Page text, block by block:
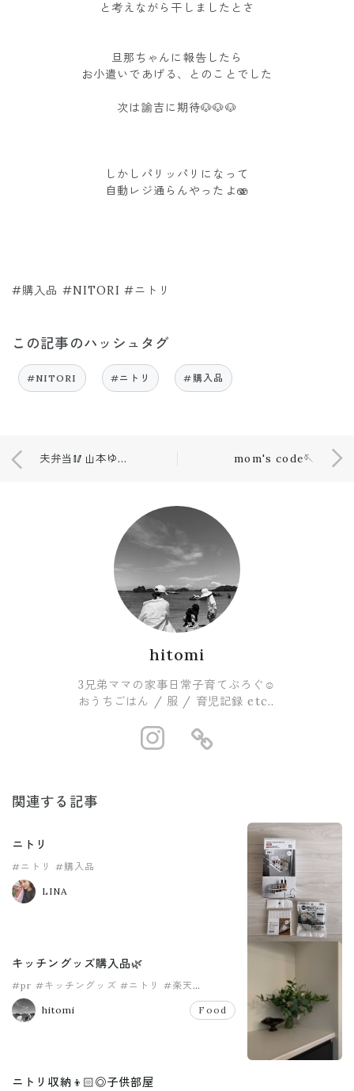
と考えながら干しましたとさ
旦那ちゃんに報告したら
お小遣いであげる、とのことでした
次は諭吉に期待🐶🐶🐶
しかしパリッパリになって
自動レジ通らんやったよ🫨
#購入品 #NITORI #ニトリ
この記事のハッシュタグ
#NITORI #ニトリ #購入品
夫弁当🥢山本ゆりさんのおすすめレシピ mom's code🪡
hitomi
3兄弟ママの家事日常子育てぶろぐ☺︎
おうちごはん / 服 / 育児記録 etc..
https://
関連する記事
ニトリ
#ニトリ #購入品
LINA
キッチングッズ購入品🌿
#pr #キッチングッズ #ニトリ
#楽天
#楽天ルーム
hitomi
Food
ニトリ収納👦🏻◎子供部屋